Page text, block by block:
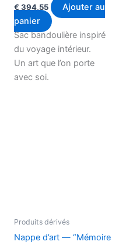
€ 394,55
Ajouter au
panier
Sac bandoulière inspiré
du voyage intérieur.
Un art que l’on porte
avec soi.
Produits dérivés
Nappe d’art — “Mémoire